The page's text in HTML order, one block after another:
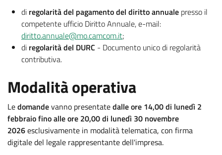
di regolarità del pagamento del diritto annuale presso il
competente ufficio Diritto Annuale, e-mail:
diritto.annuale@mo.camcom.it;
di regolarità del DURC - Documento unico di regolarità
contributiva.
Modalità operativa
Ledomandevanno presentatedalle ore 14,00 di lunedì 2
febbraio fino alle ore 20,00 di lunedì 30 novembre
2026esclusivamente in modalità telematica, con firma
digitale del legale rappresentante dell'impresa.